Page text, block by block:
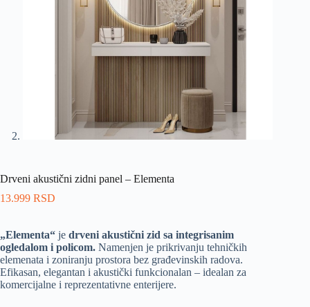
Drveni akustični zidni panel – Elementa
13.999 RSD
„Elementa“ je drveni akustični zid sa integrisanim
ogledalom i policom. Namenjen je prikrivanju tehničkih
elemenata i zoniranju prostora bez građevinskih radova.
Efikasan, elegantan i akustički funkcionalan – idealan za
komercijalne i reprezentativne enterijere.